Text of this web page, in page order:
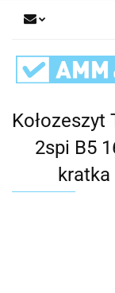
Kołozeszyt
2spi B5